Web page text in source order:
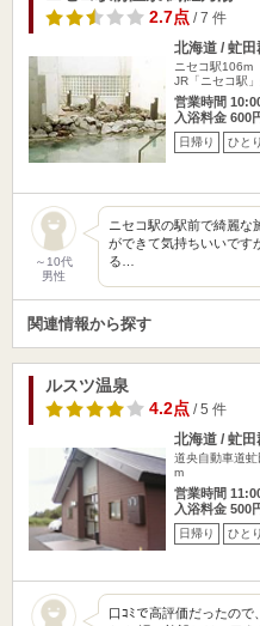
2.7点/ 7 件
北海道 / 虻
ニセコ駅106m
JR「ニセコ駅
営業時間
入浴料金 600
日帰り ひと
～10代
男性
ニセコ駅の駅前で綺麗な
ができて気持ちいいです
る…
関連情報から探す
ルスツ温泉
4.2点/ 5 件
北海道 / 虻
道央自動車道
m
営業時間
入浴料金 500
日帰り ひと
口ｺﾐで高評価だったの